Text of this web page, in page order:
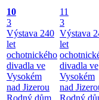
10
3
Výstava 240
let
ochotnického
divadla ve
Vysokém
nad Jizerou
Rodný dům
11
3
Výstava
let
divadla ve
Vysokém
nad
Rodný